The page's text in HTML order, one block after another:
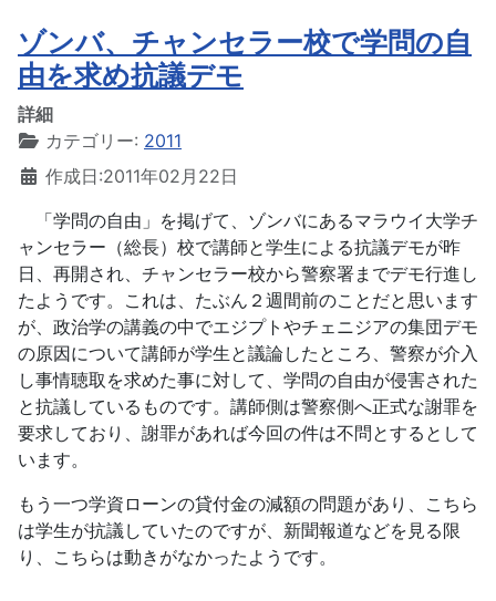
ゾンバ、チャンセラー校で学問の自
由を求め抗議デモ
詳細
カテゴリー: 2011
作成日:2011年02月22日
「学問の自由」を掲げて、ゾンバにあるマラウイ大学チ
ャンセラー（総長）校で講師と学生による抗議デモが昨
日、再開され、チャンセラー校から警察署までデモ行進し
たようです。これは、たぶん２週間前のことだと思います
が、政治学の講義の中でエジプトやチェニジアの集団デモ
の原因について講師が学生と議論したところ、警察が介入
し事情聴取を求めた事に対して、学問の自由が侵害された
と抗議しているものです。講師側は警察側へ正式な謝罪を
要求しており、謝罪があれば今回の件は不問とするとして
います。
もう一つ学資ローンの貸付金の減額の問題があり、こちら
は学生が抗議していたのですが、新聞報道などを見る限
り、こちらは動きがなかったようです。